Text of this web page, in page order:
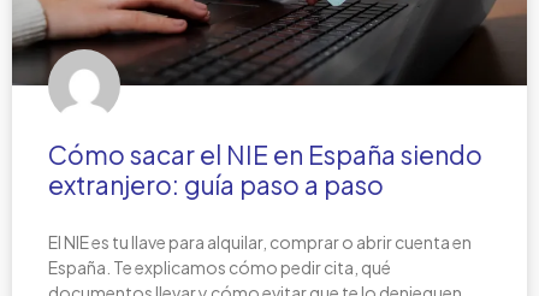
Cómo sacar el NIE en España siendo
extranjero: guía paso a paso
El NIE es tu llave para alquilar, comprar o abrir cuenta en
España. Te explicamos cómo pedir cita, qué